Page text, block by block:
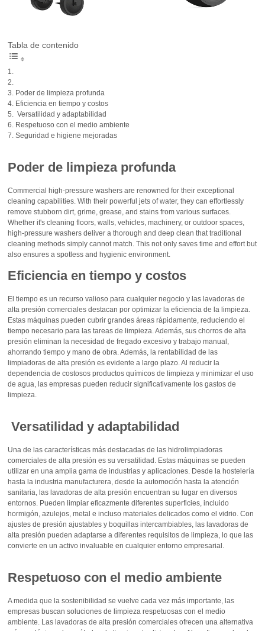
Tabla de contenido
Poder de limpieza profunda
Eficiencia en tiempo y costos
Versatilidad y adaptabilidad
Respetuoso con el medio ambiente
Seguridad e higiene mejoradas
Poder de limpieza profunda
Commercial high-pressure washers are renowned for their exceptional
cleaning capabilities. With their powerful jets of water, they can effortlessly
remove stubborn dirt, grime, grease, and stains from various surfaces.
Whether it's cleaning floors, walls, vehicles, machinery, or outdoor spaces,
high-pressure washers deliver a thorough and deep clean that traditional
cleaning methods simply cannot match. This not only saves time and effort but
also ensures a spotless and hygienic environment.
Eficiencia en tiempo y costos
El tiempo es un recurso valioso para cualquier negocio y las lavadoras de
alta presión comerciales destacan por optimizar la eficiencia de la limpieza.
Estas máquinas pueden cubrir grandes áreas rápidamente, reduciendo el
tiempo necesario para las tareas de limpieza. Además, sus chorros de alta
presión eliminan la necesidad de fregado excesivo y trabajo manual,
ahorrando tiempo y mano de obra. Además, la rentabilidad de las
limpiadoras de alta presión es evidente a largo plazo. Al reducir la
dependencia de costosos productos químicos de limpieza y minimizar el uso
de agua, las empresas pueden reducir significativamente los gastos de
limpieza.
Versatilidad y adaptabilidad
Una de las características más destacadas de las hidrolimpiadoras
comerciales de alta presión es su versatilidad. Estas máquinas se pueden
utilizar en una amplia gama de industrias y aplicaciones. Desde la hostelería
hasta la industria manufacturera, desde la automoción hasta la atención
sanitaria, las lavadoras de alta presión encuentran su lugar en diversos
entornos. Pueden limpiar eficazmente diferentes superficies, incluido
hormigón, azulejos, metal e incluso materiales delicados como el vidrio. Con
ajustes de presión ajustables y boquillas intercambiables, las lavadoras de
alta presión pueden adaptarse a diferentes requisitos de limpieza, lo que las
convierte en un activo invaluable en cualquier entorno empresarial.
Respetuoso con el medio ambiente
A medida que la sostenibilidad se vuelve cada vez más importante, las
empresas buscan soluciones de limpieza respetuosas con el medio
ambiente. Las lavadoras de alta presión comerciales ofrecen una alternativa